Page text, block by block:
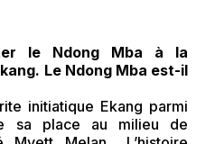
le Ndong Mba à la
Le Ndong Mba est-il
initiatique Ekang parmi
sa place au milieu de